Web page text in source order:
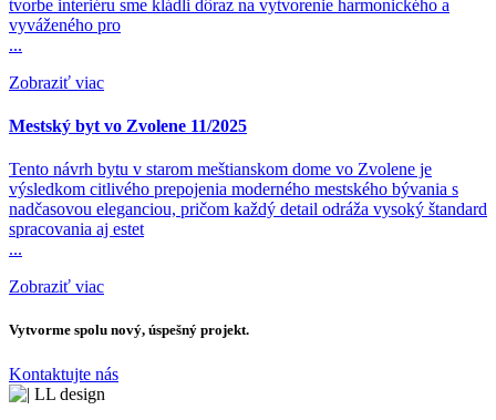
tvorbe interiéru sme kládli dôraz na vytvorenie harmonického a
vyváženého pro
...
Zobraziť viac
Mestský byt vo Zvolene 11/2025
Tento návrh bytu v starom meštianskom dome vo Zvolene je
výsledkom citlivého prepojenia moderného mestského bývania s
nadčasovou eleganciou, pričom každý detail odráža vysoký štandard
spracovania aj estet
...
Zobraziť viac
Vytvorme spolu nový, úspešný projekt.
Kontaktujte nás